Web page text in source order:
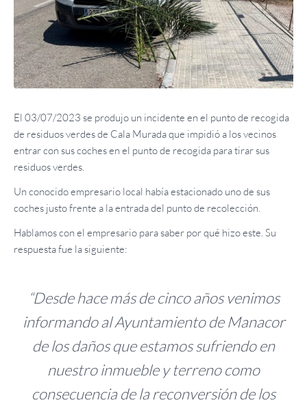
El 03/07/2023 se produjo un incidente en el punto de recogida
de residuos verdes de Cala Murada que impidió a los vecinos
entrar con sus coches en el punto de recogida para tirar sus
residuos verdes.
Un conocido empresario local había estacionado uno de sus
coches justo frente a la entrada del punto de recolección.
Hablamos con el empresario para saber por qué hizo este. Su
respuesta fue la siguiente:
“Desde hace más de cinco años venimos
informando al Ayuntamiento de Manacor
de los daños que estamos sufriendo en
nuestro inmueble y terreno como
consecuencia de la reconversión de los